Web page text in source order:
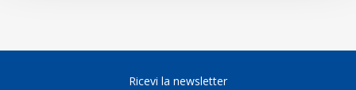
Ricevi la newsletter